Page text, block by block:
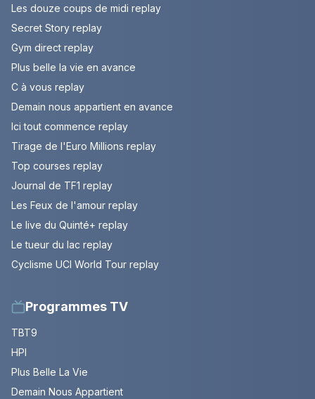
Les douze coups de midi replay
Secret Story replay
Gym direct replay
Plus belle la vie en avance
C à vous replay
Demain nous appartient en avance
Ici tout commence replay
Tirage de l'Euro Millions replay
Top courses replay
Journal de TF1 replay
Les Feux de l'amour replay
Le live du Quinté+ replay
Le tueur du lac replay
Cyclisme UCI World Tour replay
Programmes TV
TBT9
HPI
Plus Belle La Vie
Demain Nous Appartient